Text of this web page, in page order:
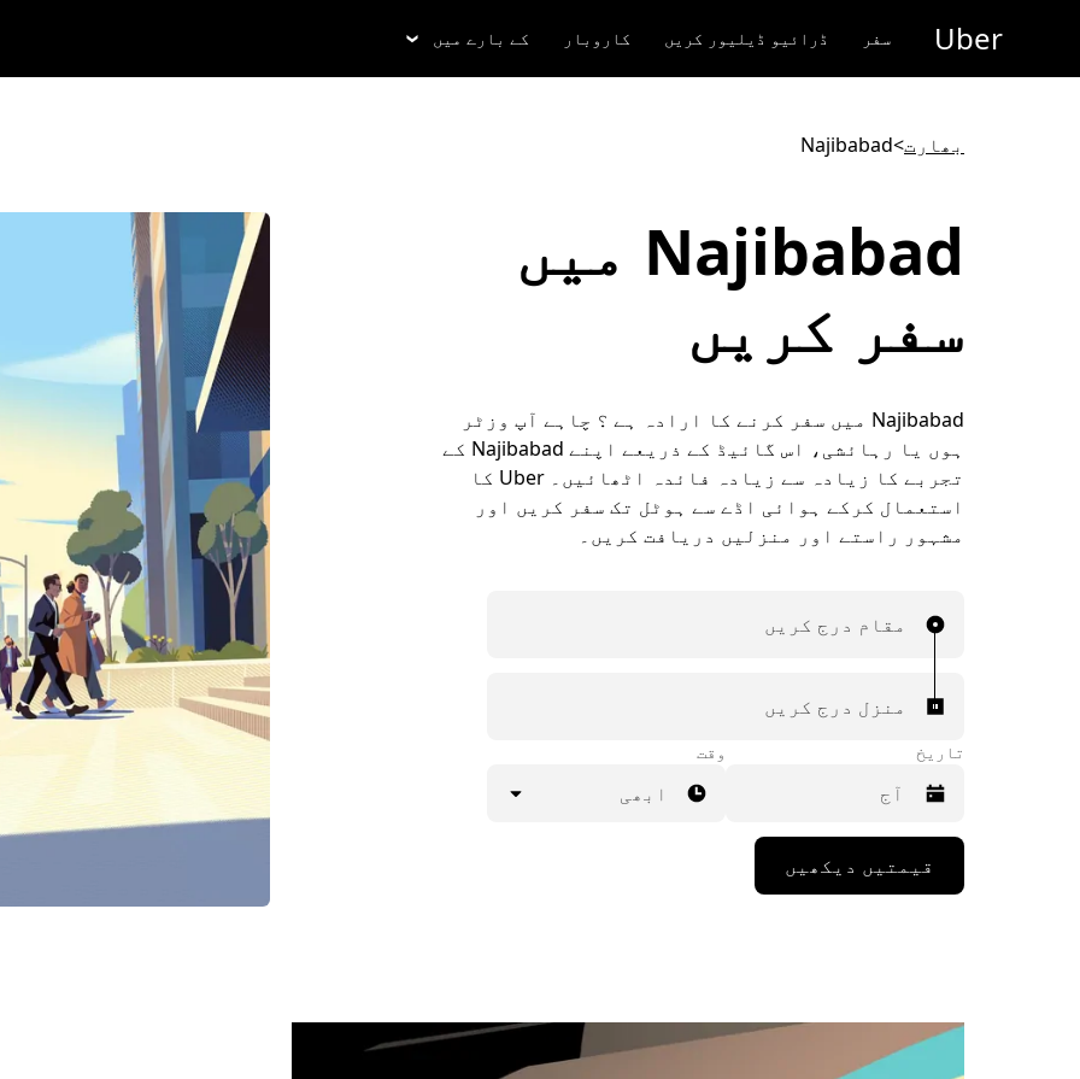
جائیں
Uber سفر ڈرائیو ڈیلیور کریں کاروبار کے بارے میں
بھارت>
Najibabad
Najibabad میں
سفر کریں
Najibabad میں سفر کرنے کا ارادہ ہے ؟ چاہے آپ وزٹر
ہوں یا رہائشی، اس گائیڈ کے ذریعے اپنے Najibabad کے
تجربے کا زیادہ سے زیادہ فائدہ اٹھائیں۔ Uber کا
استعمال کرکے ہوائی اڈے سے ہوٹل تک سفر کریں اور
مشہور راستے اور منزلیں دریافت کریں۔
مقام درج کریں
منزل درج کریں
تاریخ
Press
down
the
calendar
وقت
ابھی
قیمتیں دیکھیں